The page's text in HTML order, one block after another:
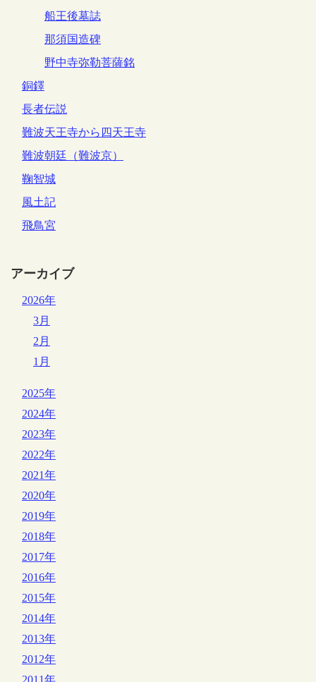
船王後墓誌
那須国造碑
野中寺弥勒菩薩銘
銅鐸
長者伝説
難波天王寺から四天王寺
難波朝廷（難波京）
鞠智城
風土記
飛鳥宮
アーカイブ
2026年
3月
2月
1月
2025年
2024年
2023年
2022年
2021年
2020年
2019年
2018年
2017年
2016年
2015年
2014年
2013年
2012年